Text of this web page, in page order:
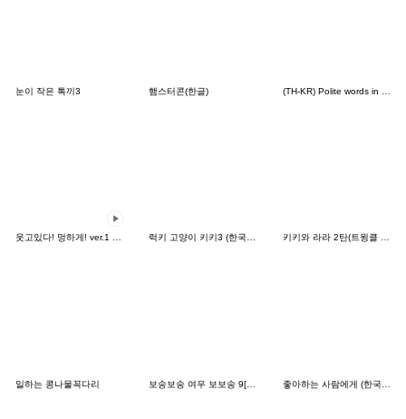
눈이 작은 톡끼3 햄스터콘(한글)
웃고있다! 멍하게! ver.1 (일본어) 럭키 고양이 키키3 (한국어&일본어 ) 키키와 라라 2탄(트윙클 데이즈 편)
일하는 콩나물꼭다리 좋아하는 사람에게 (한국어-일본어)